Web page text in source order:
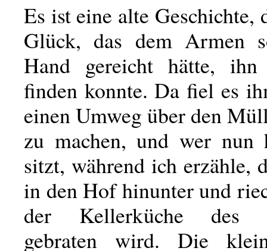
Es ist eine alte Geschichte,
Glück, das dem Armen
Hand gereicht hätte,
finden konnte. Da fiel es
einen Umweg über den
zu machen, und wer nun
sitzt, während ich erzähle,
in den Hof hinunter und
der Kellerküche des
gebraten wird. Die